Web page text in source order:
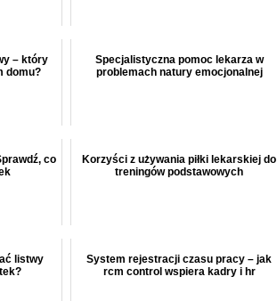
– który
domu?
Specjalistyczna pomoc lekarza w
problemach natury emocjonalnej
co
Korzyści z używania piłki lekarskiej do
treningów podstawowych
listwy
System rejestracji czasu pracy – jak
rcm control wspiera kadry i hr